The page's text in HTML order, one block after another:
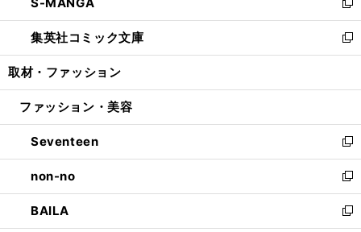
で
開
く
ド
ウ
で
開
ィ
ン
ド
ウ
開
い
ウ
ィ
ン
ウ
開
く
新
し
い
ウ
ン
ウ
で
開
く
集英社コミック文庫
新
し
ウ
ン
ド
ウ
で
開
く
取材・ファッション
ファッション・美容
Seventeen
新
し
い
ウ
ィ
non-no
新
し
い
BAILA
新